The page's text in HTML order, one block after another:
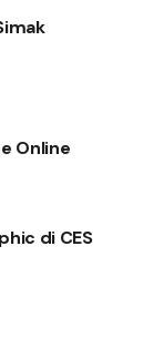
Online
di CES